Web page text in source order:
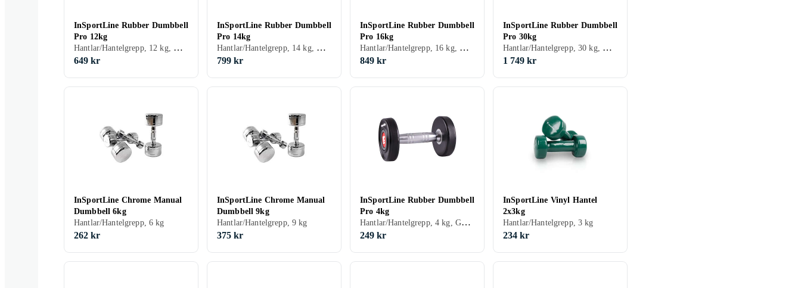
InSportLine Rubber Dumbbell
Pro 12kg
Hantlar/Hantelgrepp, 12 kg, Gummi
649 kr
InSportLine Rubber Dumbbell
Pro 14kg
Hantlar/Hantelgrepp, 14 kg, Gummi
799 kr
InSportLine Rubber Dumbbell
Pro 16kg
Hantlar/Hantelgrepp, 16 kg, Gummi
849 kr
InSportLine Rubber Dumbbell
Pro 30kg
Hantlar/Hantelgrepp, 30 kg, Gummi
1 749 kr
InSportLine Chrome Manual
Dumbbell 6kg
Hantlar/Hantelgrepp, 6 kg
262 kr
InSportLine Chrome Manual
Dumbbell 9kg
Hantlar/Hantelgrepp, 9 kg
375 kr
InSportLine Rubber Dumbbell
Pro 4kg
Hantlar/Hantelgrepp, 4 kg, Gummi
249 kr
InSportLine Vinyl Hantel
2x3kg
Hantlar/Hantelgrepp, 3 kg
234 kr